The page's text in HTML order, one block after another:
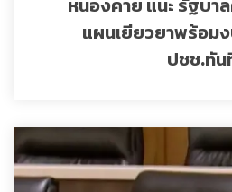
หนองคาย แนะ รัฐบา
แผนเยียวยาพร้อม
ปชช.ทัน